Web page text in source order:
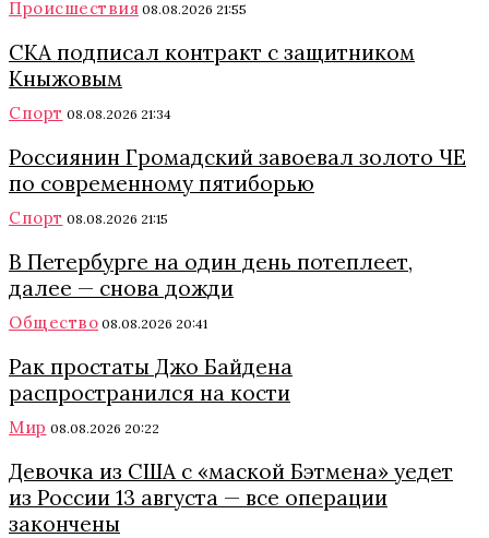
Происшествия 08.08.2026 21:55
СКА подписал контракт с защитником
Кныжовым
Спорт 08.08.2026 21:34
Россиянин Громадский завоевал золото ЧЕ
по современному пятиборью
Спорт 08.08.2026 21:15
В Петербурге на один день потеплеет,
далее — снова дожди
Общество 08.08.2026 20:41
Рак простаты Джо Байдена
распространился на кости
Мир 08.08.2026 20:22
Девочка из США с «маской Бэтмена» уедет
из России 13 августа — все операции
закончены